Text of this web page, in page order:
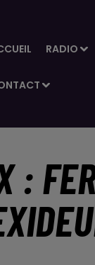
RADIO
: